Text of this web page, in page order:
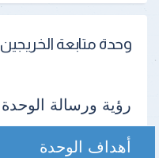
وحدة متابعة الخريجين
رؤية ورسالة الوحدة
أهداف الوحدة